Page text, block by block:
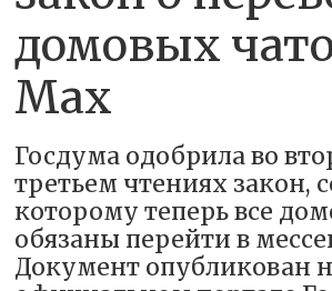
домовых
Max
Госдума одобрила во
третьем чтениях закон,
которому теперь все
обязаны перейти в
Документ опубликован